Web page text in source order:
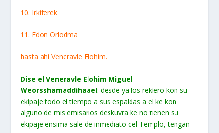
10. Irkiferek
11. Edon Orlodma
hasta ahi Veneravle Elohim.
Dise el Veneravle Elohim Miguel
Weorsshamaddihaael: desde ya los rekiero kon su
ekipaje todo el tiempo a sus espaldas a el ke kon
alguno de mis emisarios deskuvra ke no tienen su
ekipaje ensima sale de inmediato del Templo, tengan